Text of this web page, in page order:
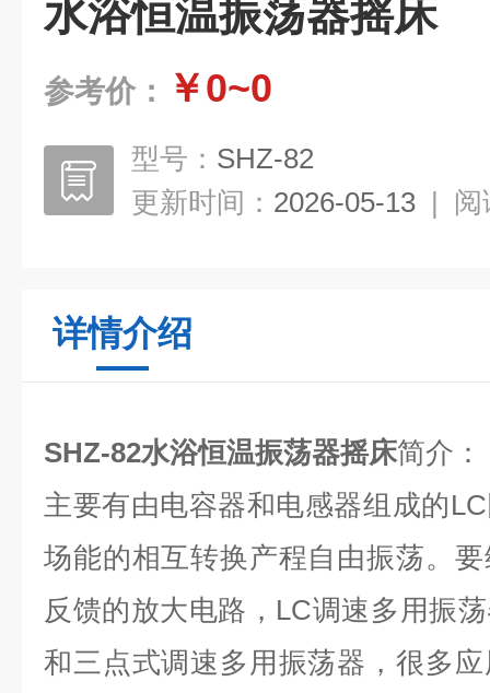
水浴恒温振荡器摇床
参考价： ￥0~0
型号： SHZ-82
更新时间： 2026-05-13 | 阅
详情介绍
SHZ-82水浴恒温振荡器摇床简介：
主要有由电容器和电感器组成的
场能的相互转换产程自由振荡。
反馈的放大电路，LC调速多用振
和三点式调速多用振荡器，很多